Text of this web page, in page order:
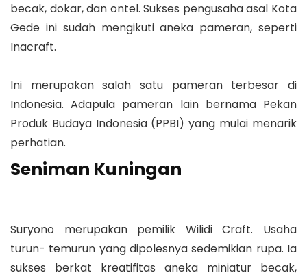
becak, dokar, dan ontel. Sukses pengusaha asal Kota
Gede ini sudah mengikuti aneka pameran, seperti
Inacraft.
Ini merupakan salah satu pameran terbesar di
Indonesia. Adapula pameran lain bernama Pekan
Produk Budaya Indonesia (PPBI) yang mulai menarik
perhatian.
Seniman Kuningan
Suryono merupakan pemilik Wilidi Craft. Usaha
turun- temurun yang dipolesnya sedemikian rupa. Ia
sukses berkat kreatifitas aneka miniatur becak,